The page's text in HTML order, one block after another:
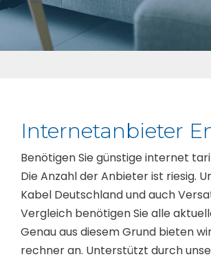
Internetanbieter
Benötigen Sie günstige internet
Die Anzahl der Anbieter ist riesig.
Kabel Deutschland und auch
Vergleich benötigen Sie alle
Genau aus diesem Grund bieten
rechner an. Unterstützt durch